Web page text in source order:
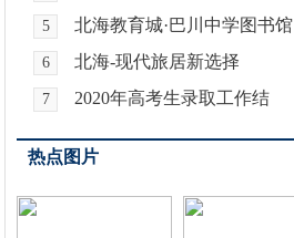
5 北海教育城·巴川中学图书馆
6 北海-现代旅居新选择
7 2020年高考生录取工作结
热点图片